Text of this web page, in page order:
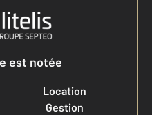
est notée
Location
Gestion